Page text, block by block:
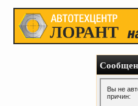
Вы не
причин: